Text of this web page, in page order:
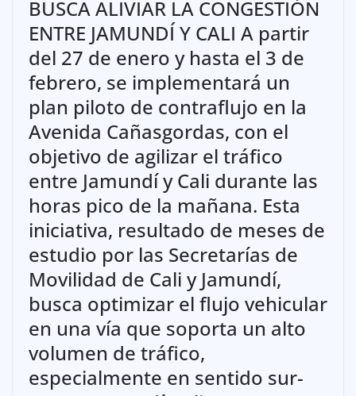
BUSCA ALIVIAR LA CONGESTIÓN
ENTRE JAMUNDÍ Y CALI A partir
del 27 de enero y hasta el 3 de
febrero, se implementará un
plan piloto de contraflujo en la
Avenida Cañasgordas, con el
objetivo de agilizar el tráfico
entre Jamundí y Cali durante las
horas pico de la mañana. Esta
iniciativa, resultado de meses de
estudio por las Secretarías de
Movilidad de Cali y Jamundí,
busca optimizar el flujo vehicular
en una vía que soporta un alto
volumen de tráfico,
especialmente en sentido sur-